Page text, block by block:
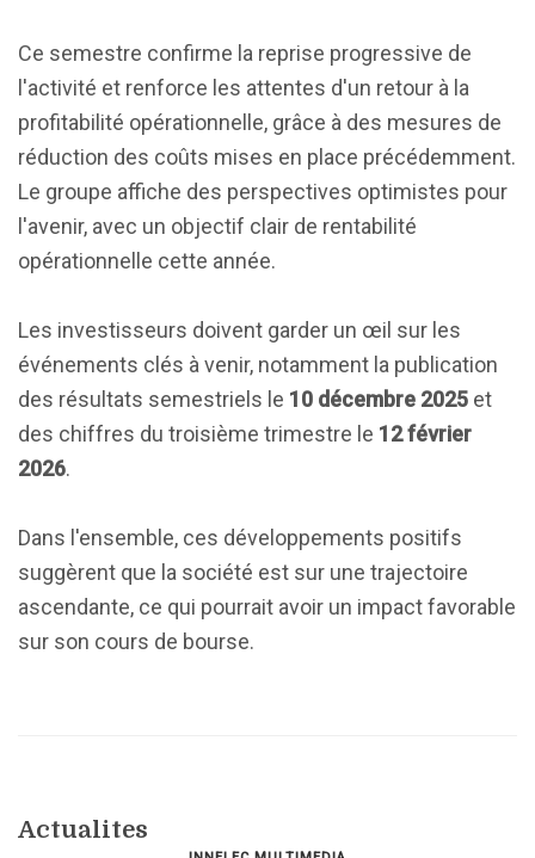
Ce semestre confirme la reprise progressive de
l'activité et renforce les attentes d'un retour à la
profitabilité opérationnelle, grâce à des mesures de
réduction des coûts mises en place précédemment.
Le groupe affiche des perspectives optimistes pour
l'avenir, avec un objectif clair de rentabilité
opérationnelle cette année.
Les investisseurs doivent garder un œil sur les
événements clés à venir, notamment la publication
des résultats semestriels le 10 décembre 2025 et
des chiffres du troisième trimestre le 12 février
2026.
Dans l'ensemble, ces développements positifs
suggèrent que la société est sur une trajectoire
ascendante, ce qui pourrait avoir un impact favorable
sur son cours de bourse.
Actualites